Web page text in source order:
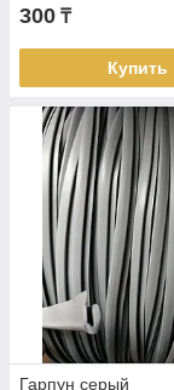
300 ₸
Купить
Гарпун серый